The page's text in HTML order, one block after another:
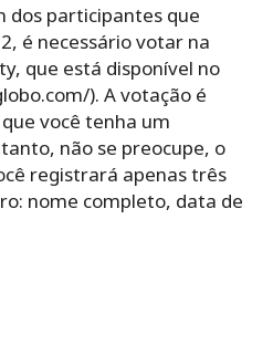
dos participantes que
é necessário votar na
que está disponível no
). A votação é
você tenha um
não se preocupe, o
registrará apenas três
nome completo, data de